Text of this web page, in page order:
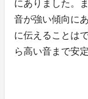
にありました。
音が強い傾向に
に伝えることは
ら高い音まで安